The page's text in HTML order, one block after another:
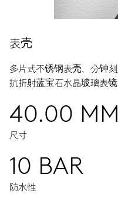
表壳
多片式不锈钢表壳，分钟
抗折射蓝宝石水晶玻璃表
40.00 MM
尺寸
10 BAR
防水性